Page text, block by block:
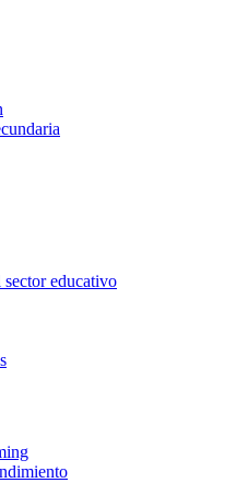
sector educativo